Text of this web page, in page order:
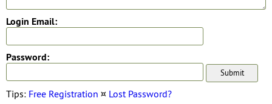
Login Email:
Password:
Tips: Free Registration ¤ Lost Password?